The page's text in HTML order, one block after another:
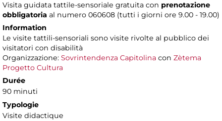
Visita guidata tattile-sensoriale gratuita con prenotazione
obbligatoria al numero 060608 (tutti i giorni ore 9.00 - 19.00)
Information
Le visite tattili-sensoriali sono visite rivolte al pubblico dei
visitatori con disabilità
Organizzazione: Sovrintendenza Capitolina con Zètema
Progetto Cultura
Durée
90 minuti
Typologie
Visite didactique